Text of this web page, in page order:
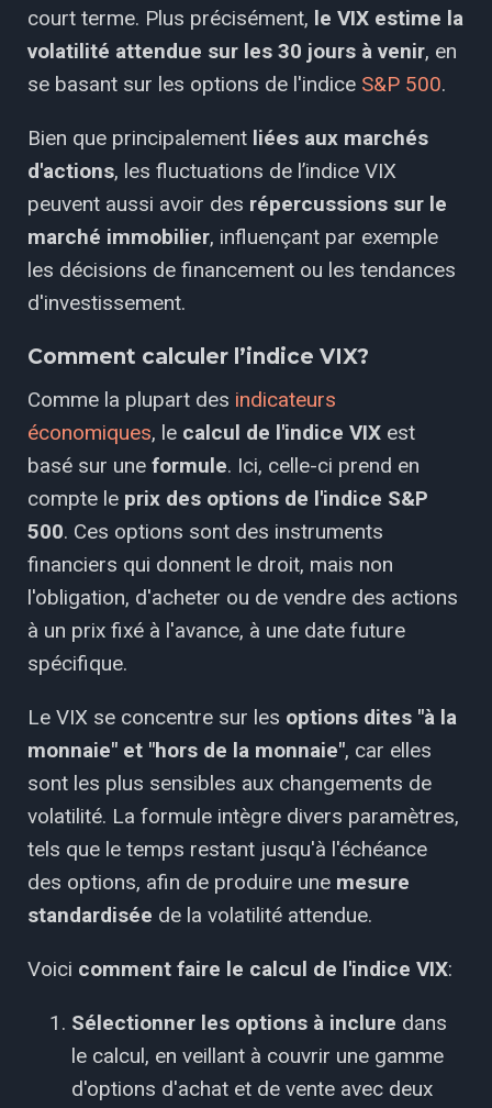
court terme. Plus précisément, le VIX estime la
volatilité attendue sur les 30 jours à venir, en
se basant sur les options de l'indice S&P 500.
Bien que principalement liées aux marchés
d'actions, les fluctuations de l’indice VIX
peuvent aussi avoir des répercussions sur le
marché immobilier, influençant par exemple
les décisions de financement ou les tendances
d'investissement.
Comment calculer l’indice VIX?
Comme la plupart des indicateurs
économiques, le calcul de l'indice VIX est
basé sur une formule. Ici, celle-ci prend en
compte le prix des options de l'indice S&P
500. Ces options sont des instruments
financiers qui donnent le droit, mais non
l'obligation, d'acheter ou de vendre des actions
à un prix fixé à l'avance, à une date future
spécifique.
Le VIX se concentre sur les options dites "à la
monnaie" et "hors de la monnaie", car elles
sont les plus sensibles aux changements de
volatilité. La formule intègre divers paramètres,
tels que le temps restant jusqu'à l'échéance
des options, afin de produire une mesure
standardisée de la volatilité attendue.
Voici comment faire le calcul de l'indice VIX:
Sélectionner les options à inclure dans
le calcul, en veillant à couvrir une gamme
d'options d'achat et de vente avec deux